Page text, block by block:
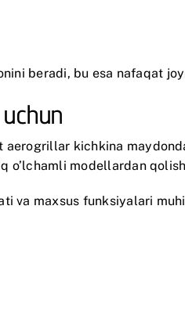
beradi, bu esa nafaqat
kichkina
o’lchamli modellardan
maxsus funksiyalari